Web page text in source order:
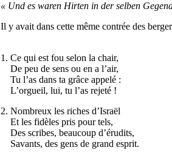
« Und es waren Hirten in der selben
Il y avait dans cette même contrée des
1. Ce qui est fou selon la chair,
De peu de sens ou en a l’air,
Tu l’as dans ta grâce appelé :
L’orgueil, lui, tu l’as rejeté !
2. Nombreux les riches d’Israël
Et les fidèles pris pour tels,
Des scribes, beaucoup d’érudits,
Savants, des gens de grand esprit.